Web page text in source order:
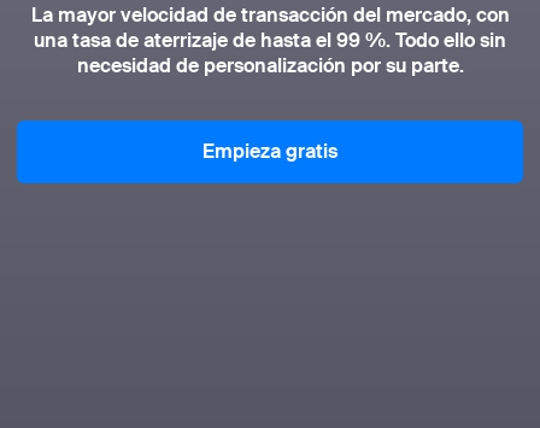
La mayor velocidad de transacción del mercado, con
una tasa de aterrizaje de hasta el 99 %. Todo ello sin
necesidad de personalización por su parte.
Empieza gratis